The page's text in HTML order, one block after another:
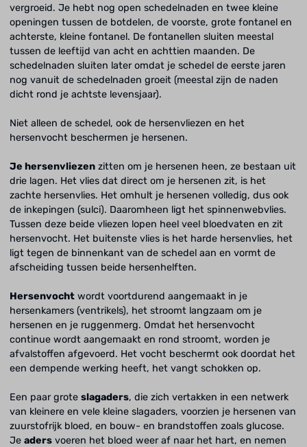
vergroeid. Je hebt nog open schedelnaden en twee kleine
openingen tussen de botdelen, de voorste, grote fontanel en
achterste, kleine fontanel. De fontanellen sluiten meestal
tussen de leeftijd van acht en achttien maanden. De
schedelnaden sluiten later omdat je schedel de eerste jaren
nog vanuit de schedelnaden groeit (meestal zijn de naden
dicht rond je achtste levensjaar).
Niet alleen de schedel, ook de hersenvliezen en het
hersenvocht beschermen je hersenen.
Je hersenvliezen zitten om je hersenen heen, ze bestaan uit
drie lagen. Het vlies dat direct om je hersenen zit, is het
zachte hersenvlies. Het omhult je hersenen volledig, dus ook
de inkepingen (sulci). Daaromheen ligt het spinnenwebvlies.
Tussen deze beide vliezen lopen heel veel bloedvaten en zit
hersenvocht. Het buitenste vlies is het harde hersenvlies, het
ligt tegen de binnenkant van de schedel aan en vormt de
afscheiding tussen beide hersenhelften.
Hersenvocht wordt voortdurend aangemaakt in je
hersenkamers (ventrikels), het stroomt langzaam om je
hersenen en je ruggenmerg. Omdat het hersenvocht
continue wordt aangemaakt en rond stroomt, worden je
afvalstoffen afgevoerd. Het vocht beschermt ook doordat het
een dempende werking heeft, het vangt schokken op.
Een paar groteslagaders, die zich vertakken in een netwerk
van kleinere en vele kleine slagaders, voorzien je hersenen van
zuurstofrijk bloed, en bouw- en brandstoffen zoals glucose.
Jeaders voeren het bloed weer af naar het hart, en nemen